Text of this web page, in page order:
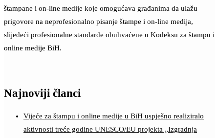
štampane i on-line medije koje omogućava građanima da ulažu
prigovore na neprofesionalno pisanje štampe i on-line medija,
slijedeći profesionalne standarde obuhvaćene u Kodeksu za štampu i
online medije BiH.
Najnoviji članci
Vijeće za štampu i online medije u BiH uspješno realiziralo
aktivnosti treće godine UNESCO/EU projekta „Izgradnja